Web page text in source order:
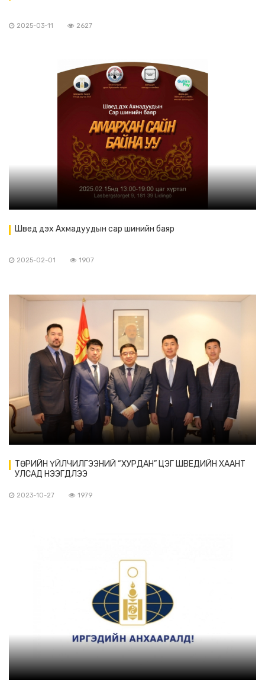
2025-03-11 2627
Швед дэх Ахмадуудын сар шинийн баяр
2025-02-01 1907
ТӨРИЙН ҮЙЛЧИЛГЭЭНИЙ “ХУРДАН” ЦЭГ ШВЕДИЙН ХААНТ
УЛСАД НЭЭГДЛЭЭ
2023-10-27 1979